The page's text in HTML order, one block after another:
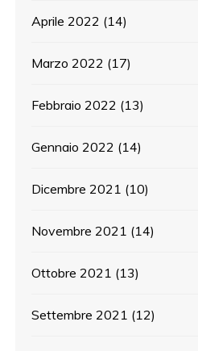
Aprile 2022 (14)
Marzo 2022 (17)
Febbraio 2022 (13)
Gennaio 2022 (14)
Dicembre 2021 (10)
Novembre 2021 (14)
Ottobre 2021 (13)
Settembre 2021 (12)